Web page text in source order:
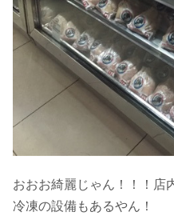
おおお綺麗じゃん！！！店
冷凍の設備もあるやん！